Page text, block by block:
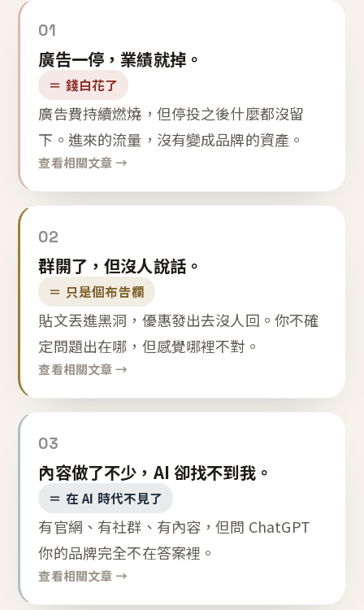
01
廣告一停，業績就掉。
＝ 錢白花了
廣告費持續燃燒，但停投之後什麼都沒留
下。進來的流量，沒有變成品牌的資產。
查看相關文章 →
02
群開了，但沒人說話。
＝ 只是個布告欄
貼文丟進黑洞，優惠發出去沒人回。你不確
定問題出在哪，但感覺哪裡不對。
查看相關文章 →
03
內容做了不少，AI 卻找不到我。
＝ 在 AI 時代不見了
有官網、有社群、有內容，但問 ChatGPT
你的品牌完全不在答案裡。
查看相關文章 →